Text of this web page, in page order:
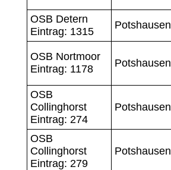
OSB Detern
Eintrag: 1315
Potshausen
OSB Nortmoor
Eintrag: 1178
Potshausen
OSB
Collinghorst
Eintrag: 274
Potshausen
OSB
Collinghorst
Eintrag: 279
Potshausen